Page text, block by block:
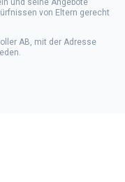
und seine Angebote
von Eltern gerecht
AB, mit der Adresse